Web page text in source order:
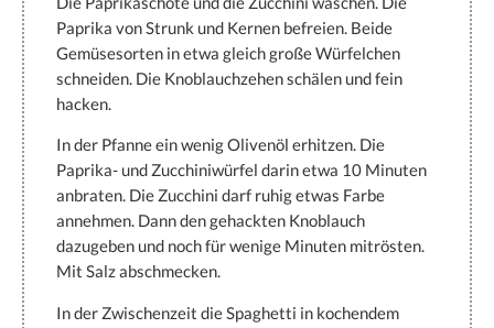
Paprika von Strunk und Kernen befreien. Beide
Gemüsesorten in etwa gleich große Würfelchen
schneiden. Die Knoblauchzehen schälen und fein
hacken.
In der Pfanne ein wenig Olivenöl erhitzen. Die
Paprika- und Zucchiniwürfel darin etwa 10 Minuten
anbraten. Die Zucchini darf ruhig etwas Farbe
annehmen. Dann den gehackten Knoblauch
dazugeben und noch für wenige Minuten mitrösten.
Mit Salz abschmecken.
In der Zwischenzeit die Spaghetti in kochendem